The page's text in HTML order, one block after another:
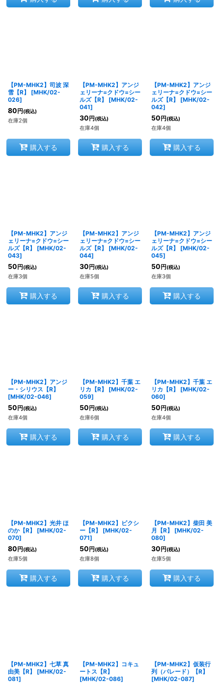
【PM-MHK2】司波 深
雪【R】
[MHK/02-
026]
80 円 (税込)
在庫2個
購入する
【PM-MHK2】アンジ
ェリーナ=クドウ=シー
ルズ【R】
[MHK/02-
041]
30 円 (税込)
在庫4個
購入する
【PM-MHK2】アンジ
ェリーナ=クドウ=シー
ルズ【R】
[MHK/02-
042]
50 円 (税込)
在庫4個
購入する
【PM-MHK2】アンジ
ェリーナ=クドウ=シー
ルズ【R】
[MHK/02-
043]
50 円 (税込)
在庫3個
購入する
【PM-MHK2】アンジ
ェリーナ=クドウ=シー
ルズ【R】
[MHK/02-
044]
30 円 (税込)
在庫5個
購入する
【PM-MHK2】アンジ
ェリーナ=クドウ=シー
ルズ【R】
[MHK/02-
045]
50 円 (税込)
在庫3個
購入する
【PM-MHK2】アンジ
ー・シリウス【R】
[MHK/02-046]
50 円 (税込)
在庫4個
購入する
【PM-MHK2】千葉 エ
リカ【R】
[MHK/02-
059]
50 円 (税込)
在庫6個
購入する
【PM-MHK2】千葉 エ
リカ【R】
[MHK/02-
060]
50 円 (税込)
在庫4個
購入する
【PM-MHK2】光井 ほ
のか【R】
[MHK/02-
070]
80 円 (税込)
在庫5個
購入する
【PM-MHK2】ピクシ
ー【R】
[MHK/02-
071]
50 円 (税込)
在庫8個
購入する
【PM-MHK2】柴田 美
月【R】
[MHK/02-
080]
30 円 (税込)
在庫5個
購入する
【PM-MHK2】七草 真
由美【R】
[MHK/02-
081]
【PM-MHK2】コキュ
ートス【R】
[MHK/02-086]
【PM-MHK2】仮装行
列（パレード）【R】
[MHK/02-087]